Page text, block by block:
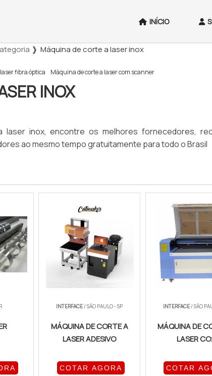
INÍCIO
❱ Máquina de corte a laser inox
fibra óptica Máquina de corte a laser com scanner
INOX
inox, encontre os melhores fornecedores,
ao mesmo tempo gratuitamente para todo o Brasil
INTERFACE/ SÃO PAULO - SP
MÁQUINA DE CORTE A
LASER ADESIVO
COTAR AGORA
INTERFACE/ SÃO
MÁQUINA DE
LASER
COTAR